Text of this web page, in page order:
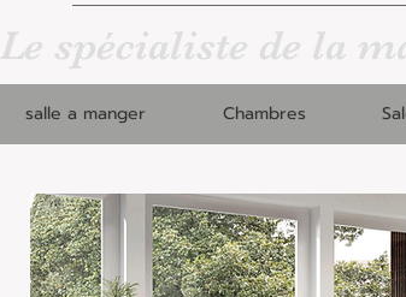
Le spécialiste de la
salle a manger Chambres